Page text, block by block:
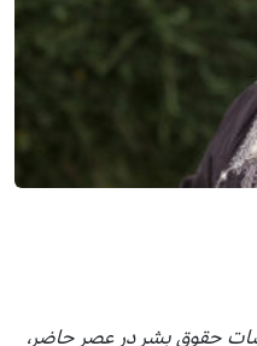
حقوق بشر در عصر حاضر،